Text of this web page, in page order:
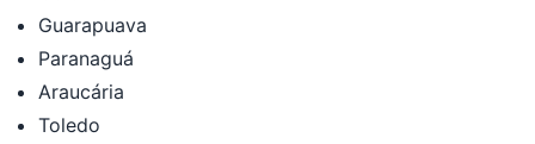
Guarapuava
Paranaguá
Araucária
Toledo